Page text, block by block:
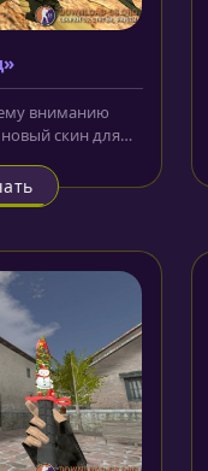
вниманию
скин для